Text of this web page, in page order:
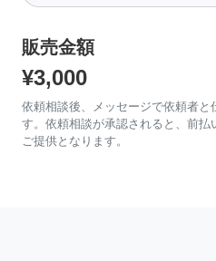
販売金額
¥3,000
依頼相談後、メッセージで依頼者と
す。依頼相談が承認されると、前
ご提供となります。